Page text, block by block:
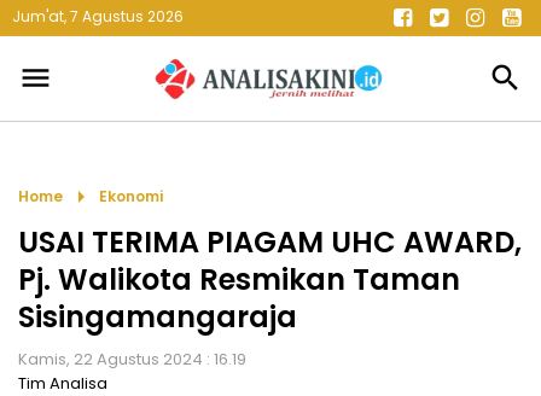
Jum'at, 7 Agustus 2026
menu search
Home arrow_right Ekonomi
USAI TERIMA PIAGAM UHC AWARD,
Pj. Walikota Resmikan Taman
Sisingamangaraja
Kamis, 22 Agustus 2024 : 16.19
Tim Analisa